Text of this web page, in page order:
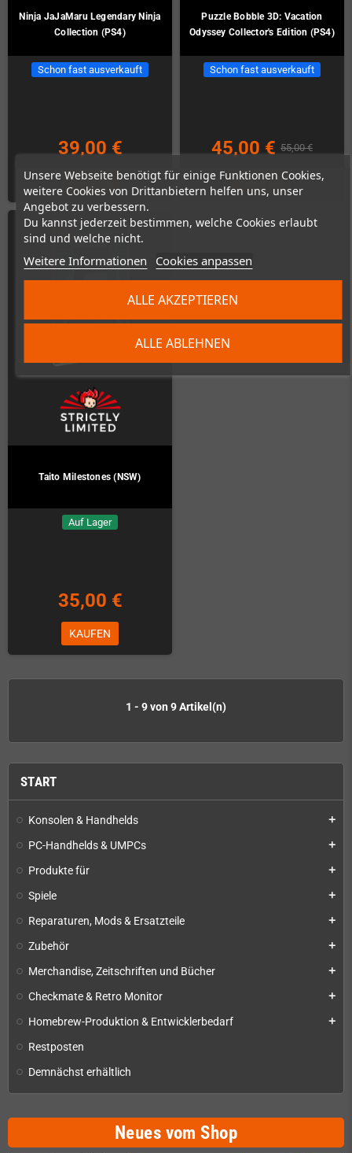
Unsere Webseite benötigt für einige Funktionen Cookies,
weitere Cookies von Drittanbietern helfen uns, unser
Angebot zu verbessern.
Du kannst jederzeit bestimmen, welche Cookies erlaubt
sind und welche nicht.
Weitere Informationen Cookies anpassen
ALLE ABLEHNEN
ALLE AKZEPTIEREN
START
Konsolen & Handhelds add
PC-Handhelds & UMPCs add
Produkte für add
Spiele add
Reparaturen, Mods & Ersatzteile add
Zubehör add
Merchandise, Zeitschriften und Bücher add
Checkmate & Retro Monitor add
Homebrew-Produktion & Entwicklerbedarf add
Restposten
Demnächst erhältlich
Neues vom Shop
Ninja JaJaMaru Legendary Ninja
Collection (PS4)
Schon fast ausverkauft
39,00 €
KAUFEN
Puzzle Bobble 3D: Vacation
Odyssey Collector's Edition (PS4)
Schon fast ausverkauft
45,00 € 55,00 €
KAUFEN
Taito Milestones (NSW)
Auf Lager
35,00 €
KAUFEN
1 - 9 von 9 Artikel(n)